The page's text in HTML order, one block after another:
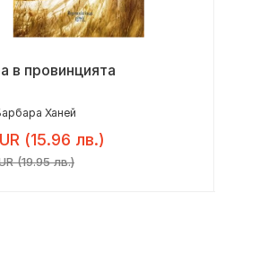
в провинцията
Ханей
(15.96 лв.)
(19.95 лв.)